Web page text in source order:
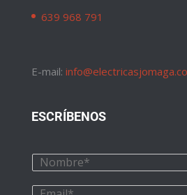
639 968 791
E-mail:
ESCRÍBENOS